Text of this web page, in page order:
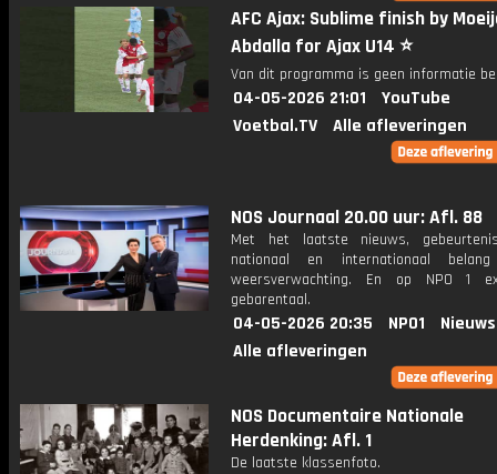
AFC Ajax: Sublime finish by
Abdalla for Ajax U14 ⭐️
Van dit programma is geen informatie
04-05-2026 21:01
YouTube
Voetbal.TV
Alle afleveringen
NOS Journaal 20.00 uur: Afl. 88
Met het laatste nieuws,
nationaal en internationaal
weersverwachting. En op NPO 1
gebarentaal.
04-05-2026 20:35 NPO1
Alle afleveringen
NOS Documentaire Nationale
Herdenking: Afl. 1
De laatste klassenfoto.